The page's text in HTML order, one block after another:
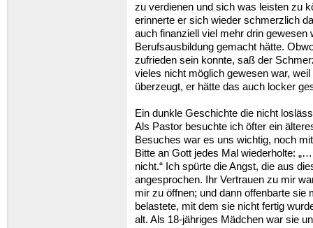
zu verdienen und sich was leisten zu
erinnerte er sich wieder schmerzlich
auch finanziell viel mehr drin gewesen
Berufsausbildung gemacht hätte.
zufrieden sein konnte, saß der
vieles nicht möglich gewesen war,
überzeugt, er hätte das auch locker
Ein dunkle Geschichte die nicht
Als Pastor besuchte ich öfter ein
Besuches war es uns wichtig, noch
Bitte an Gott jedes Mal wiederholte:
nicht.“ Ich spürte die Angst, die aus
angesprochen. Ihr Vertrauen zu mir
mir zu öffnen; und dann offenbarte
belastete, mit dem sie nicht fertig
alt. Als 18-jähriges Mädchen war sie